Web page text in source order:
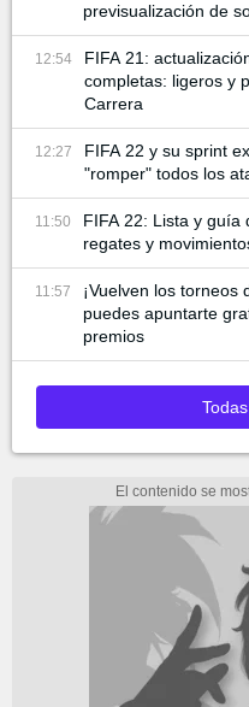
previsualización de
12:54
FIFA 21:
completas: ligeros y
Carrera
12:27
FIFA 22 y su sprint
"romper" todos los
11:50
FIFA 22: Lista y guía
regates y
11:57
¡Vuelven los torneos
puedes apuntarte
premios